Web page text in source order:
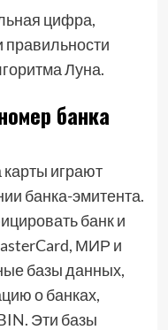
цифра,
правильности
Луна.
банка
играют
банка-эмитента.
банк и
МИР и
базы данных,
о банках,
Эти базы